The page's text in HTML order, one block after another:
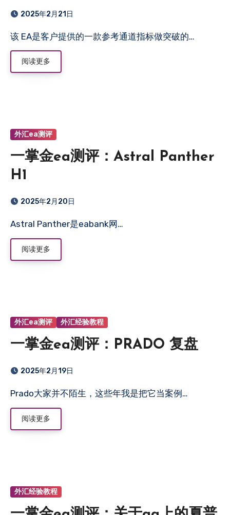
2025年2月21日
该 EA是客户提供的一款参考通道指标做突破的…
阅读更多
外汇ea测评
一掌金ea测评：Astral Panther
H1
2025年2月20日
Astral Panther是eabank网…
阅读更多
外汇ea测评 外汇经验教程
一掌金ea测评：PRADO 复盘
2025年2月19日
Prado大家并不陌生，这些年我是把它当案例…
阅读更多
外汇经验教程